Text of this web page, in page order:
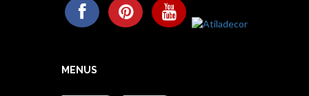
MENUS